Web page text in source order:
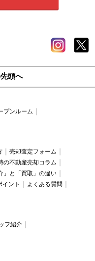
頭へ
プンルーム
売却査定フォーム
の不動産売却コラム
」と「買取」の違い
イント
よくある質問
フ紹介